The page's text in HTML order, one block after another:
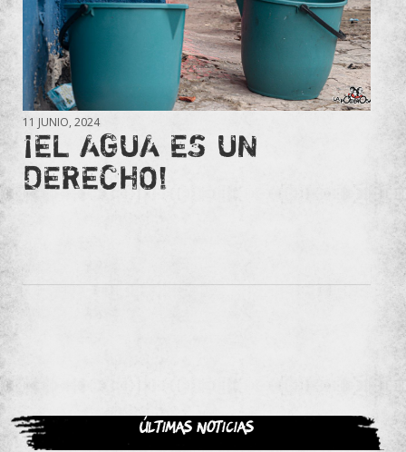
11 JUNIO, 2024
¡EL AGUA ES UN
DERECHO!
Últimas noticias